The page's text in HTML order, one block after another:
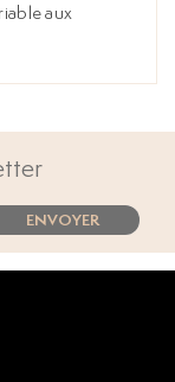
aux
ENVOYER